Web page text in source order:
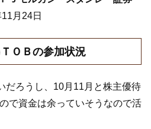
24日
ＯＢの参加状況
だろうし、10月11月と株主優待
で資金は余っていそうなので活